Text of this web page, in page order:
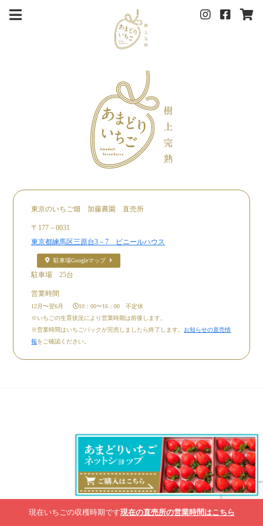
現在いちごの収穫時期です現在の直売所の営業時間はこちら
東京のいちご畑 加藤農園 直売所
〒177－0031
東京都練馬区三原台3－7 ビニールハウス
駐車場Googleマップ
駐車場 25台
営業時間
12月〜翌6月
10：00〜16：00 不定休
※いちごの生育状況により営業時期は前後します。
※営業時間はいちごパックが完売しましたら終了します。 お知らせの直売情
報をご確認ください。
現在いちごの収穫時期です現在の直売所の営業時間はこちら